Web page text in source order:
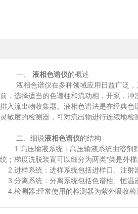
一、 液相色谱仪的概述
液相色谱仪在多种领域应用日益广泛，
前，选择适当的色谱柱和流动相，开泵，
排入流出物收集器。液相色谱法是在经典
灵敏度的检测器，可对流出物进行连续地检
二、细说液相色谱仪的结构
1.高压输液系统：高压输液系统由溶剂贮
统；梯度洗脱装置可以细分为两类*类是外
2.进样系统：进样系统包括进样口、注射
3.分离系统：分离系统包括色谱柱、恒温
4.检测器:经常使用的检测器为紫外吸收检